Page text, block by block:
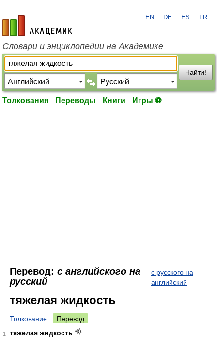
academic.ru
EN DE ES FR
Словари и энциклопедии на Академике
Найти!
Толкования Переводы Книги Игры ⚽
Перевод: с английского на
русский
с русского на
английский
тяжелая жидкость
Толкование Перевод
1
тяжелая жидкость